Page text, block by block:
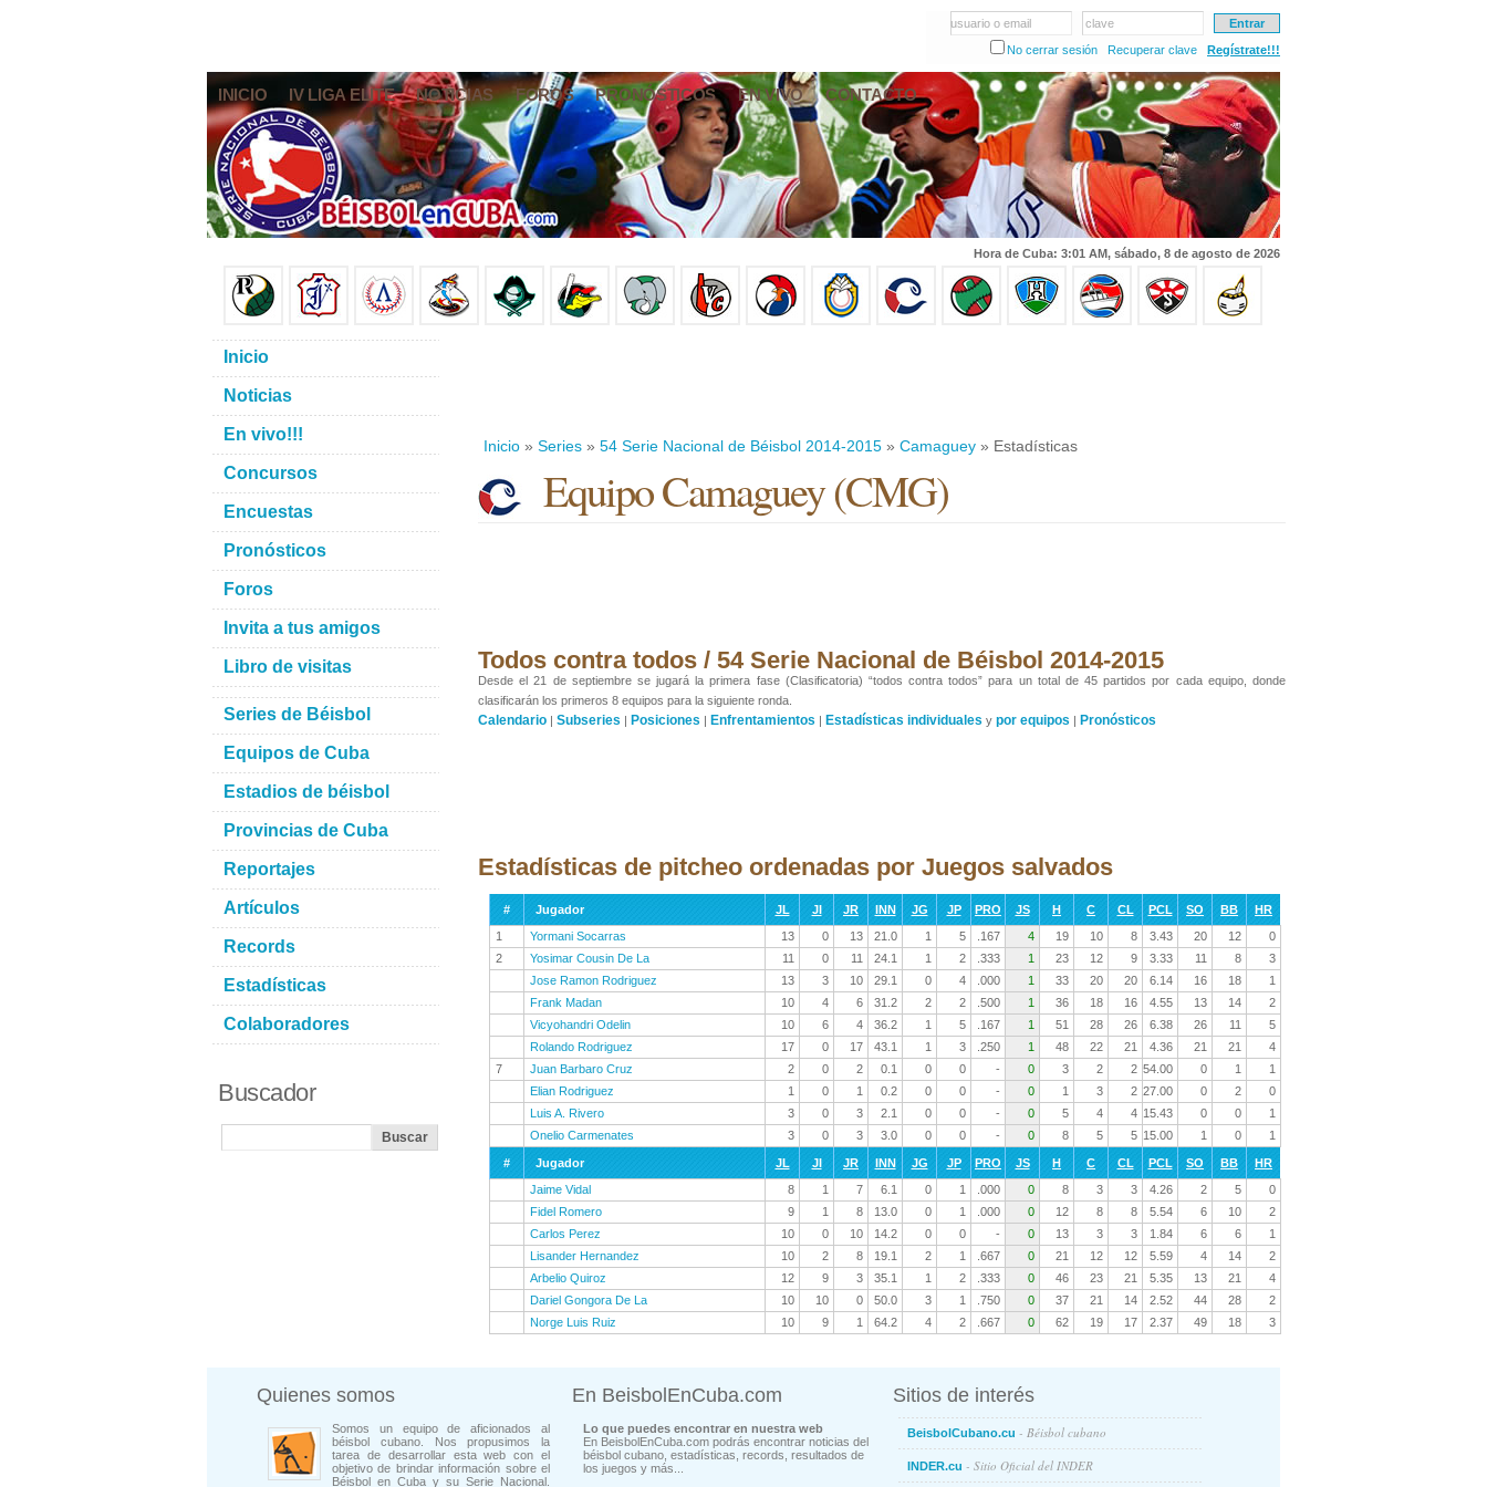
usuario o email
clave
No cerrar sesión
Recuperar clave Regístrate!!!
INICIO IV LIGA ELITE NOTICIAS FOROS PRONÓSTICOS EN VIVO CONTACTO
Hora de Cuba: 3:01 AM, sábado, 8 de agosto de 2026
Inicio » Series » 54 Serie Nacional de Béisbol 2014-2015 » Camaguey » Estadísticas
Equipo Camaguey (CMG)
Todos contra todos / 54 Serie Nacional de Béisbol 2014-2015
Desde el 21 de septiembre se jugará la primera fase (Clasificatoria) “todos contra todos” para un total de 45 partidos por cada equipo, donde
clasificarán los primeros 8 equipos para la siguiente ronda.
Calendario | Subseries | Posiciones | Enfrentamientos | Estadísticas individuales y por equipos | Pronósticos
Estadísticas de pitcheo ordenadas por Juegos salvados
# Jugador JL JI JR INN JG JP PRO JS H C CL PCL SO BB
HR
1
Yormani Socarras 13 0 13 21.0 1 5 .167 4 19 10 8 3.43 20 12
0
2
Yosimar Cousin De La 11 0 11 24.1 1 2 .333 1 23 12 9 3.33 11 8
3
Jose Ramon Rodriguez
13 3 10 29.1 0 4 .000 1 33 20 20 6.14 16 18
1
Frank Madan
10 4 6 31.2 2 2 .500 1 36 18 16 4.55 13 14
2
Vicyohandri Odelin
10 6 4 36.2 1 5 .167 1 51 28 26 6.38 26 11
5
Rolando Rodriguez
17 0 17 43.1 1 3 .250 1 48 22 21 4.36 21 21
4
7
Juan Barbaro Cruz 2 0 2 0.1 0 0 - 0 3 2 2 54.00 0 1
1
Elian Rodriguez
1 0 1 0.2 0 0 - 0 1 3 2 27.00 0 2
0
Luis A. Rivero
3 0 3 2.1 0 0 - 0 5 4 4 15.43 0 0
1
Onelio Carmenates
3 0 3 3.0 0 0 - 0 8 5 5 15.00 1 0 1
# Jugador JL JI JR INN JG JP PRO JS H C CL PCL SO BB
HR
Jaime Vidal
8 1 7 6.1 0 1 .000 0 8 3 3 4.26 2 5
0
Fidel Romero
9 1 8 13.0 0 1 .000 0 12 8 8 5.54 6 10
2
Carlos Perez
10 0 10 14.2 0 0 - 0 13 3 3 1.84 6 6
1
Lisander Hernandez
10 2 8 19.1 2 1 .667 0 21 12 12 5.59 4 14
2
Arbelio Quiroz
12 9 3 35.1 1 2 .333 0 46 23 21 5.35 13 21
4
Dariel Gongora De La
10 10 0 50.0 3 1 .750 0 37 21 14 2.52 44 28
2
Norge Luis Ruiz
10 9 1 64.2 4 2 .667 0 62 19 17 2.37 49 18 3
Inicio
Noticias
En vivo!!!
Concursos
Encuestas
Pronósticos
Foros
Invita a tus amigos
Libro de visitas
Series de Béisbol
Equipos de Cuba
Estadios de béisbol
Provincias de Cuba
Reportajes
Artículos
Records
Estadísticas
Colaboradores
Buscador
Quienes somos
Somos un equipo de aficionados al
béisbol cubano. Nos propusimos la
tarea de desarrollar esta web con el
objetivo de brindar información sobre el
Béisbol en Cuba y su Serie Nacional.
En BeisbolEnCuba.com
Lo que puedes encontrar en nuestra web
En BeisbolEnCuba.com podrás encontrar noticias del
béisbol cubano, estadísticas, records, resultados de
los juegos y más...
Sitios de interés
BeisbolCubano.cu - Béisbol cubano
INDER.cu - Sitio Oficial del INDER